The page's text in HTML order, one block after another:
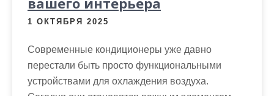
1 ОКТЯБРЯ 2025
Современные кондиционеры уже давно
перестали быть просто функциональными
устройствами для охлаждения воздуха.